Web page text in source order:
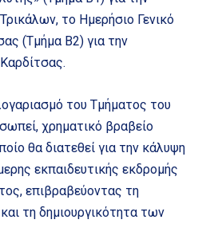
το Ημερήσιο Γενικό
(Τμήμα Β2) για την
του Τμήματος του
χρηματικό βραβείο
θα διατεθεί για την κάλυψη
εκπαιδευτικής εκδρομής
επιβραβεύοντας τη
τη δημιουργικότητα των